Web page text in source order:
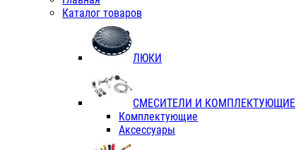
Каталог товаров
ЛЮКИ
СМЕСИТЕЛИ И КОМПЛЕКТУЮЩИЕ
Комплектующие
Аксессуары